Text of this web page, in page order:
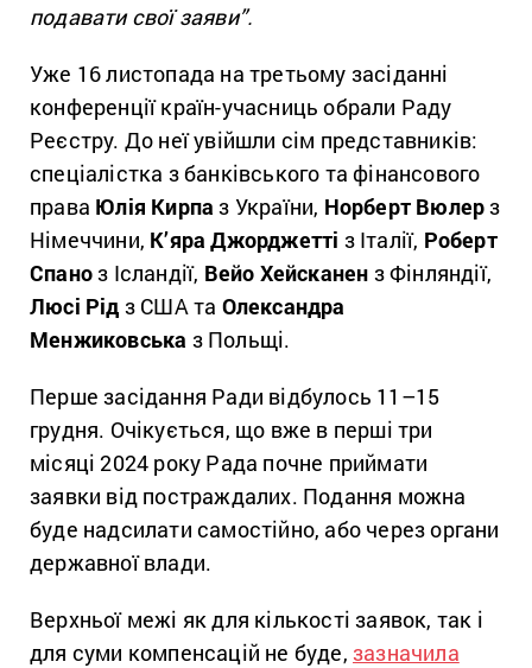
подавати свої заяви”.
Уже 16 листопада на третьому засіданні
конференції країн-учасниць обрали Раду
Реєстру. До неї увійшли сім представників:
спеціалістка з банківського та фінансового
права Юлія Кирпа з України, Норберт Вюлерз
Німеччини, К’яра Джорджетті з Італії, Роберт
Спаноз Ісландії, Вейо Хейсканен з Фінляндії,
Люсі Рід з США та Олександра
Менжиковська з Польщі.
Перше засідання Ради відбулось 11–15
грудня. Очікується, що вже в перші три
місяці 2024 року Рада почне приймати
заявки від постраждалих. Подання можна
буде надсилати самостійно, або через органи
державної влади.
Верхньої межі як для кількості заявок, так і
для суми компенсацій не буде, зазначила